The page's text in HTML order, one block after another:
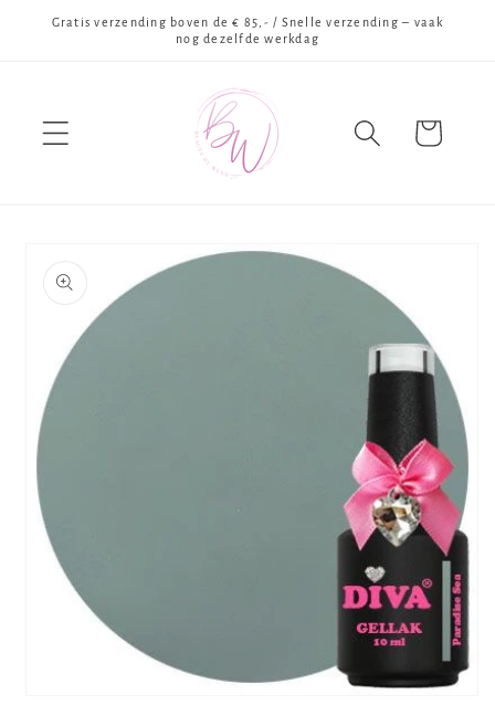
naar de
Gratis verzending boven de € 85,- / Snelle verzending – vaak
nog dezelfde werkdag
Winkelwagen